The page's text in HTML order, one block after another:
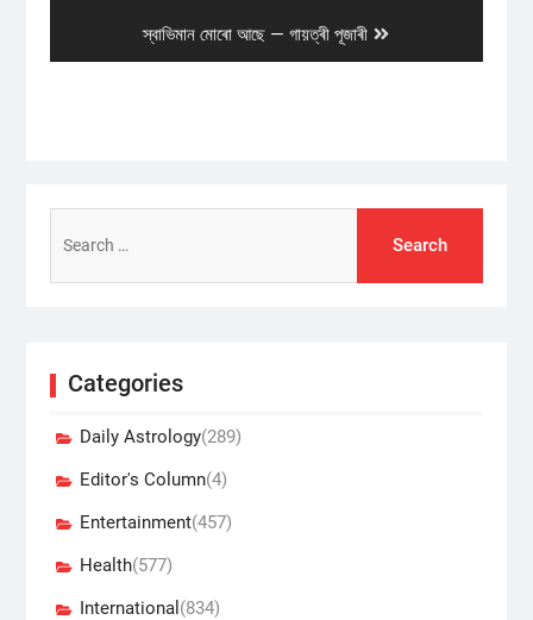
Next
post:
স্বাভিমান মোৰো আছে — গায়ত্ৰী পূজাৰী
for:
Categories
Daily Astrology(289)
Editor's Column(4)
Entertainment(457)
Health(577)
International (834)